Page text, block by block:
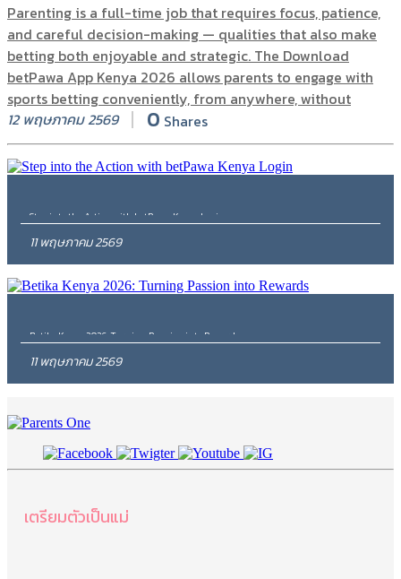
Parenting is a full-time job that requires focus, patience,
and careful decision-making — qualities that also make
betting both enjoyable and strategic. The Download
betPawa App Kenya 2026 allows parents to engage with
sports betting conveniently, from anywhere, without
disrupting family routines. Whether you’re following
football, basketball, or other sports, the app makes it easy
to place bets, track odds, and enjoy promotions while
12 พฤษภาคม 2569 0 Shares
Step into the Action with betPawa Kenya Login
11 พฤษภาคม 2569
0Shares
Betika Kenya 2026: Turning Passion into Rewards
11 พฤษภาคม 2569
0Shares
เตรียมตัวเป็นแม่